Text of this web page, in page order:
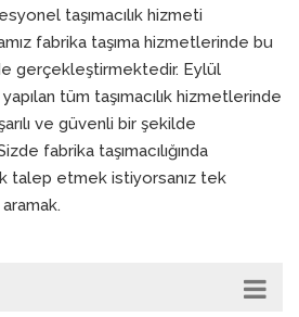
taşımacılık hizmeti
fabrika taşıma hizmetlerinde bu
gerçekleştirmektedir. Eylül
tüm taşımacılık hizmetlerinde
ve güvenli bir şekilde
fabrika taşımacılığında
talep etmek istiyorsanız tek